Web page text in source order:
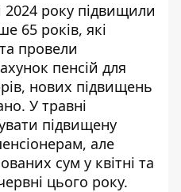
2024 року підвищили
65 років, які
провели
пенсій для
нових підвищень
У травні
підвищену
але
сум у квітні та
цього року.